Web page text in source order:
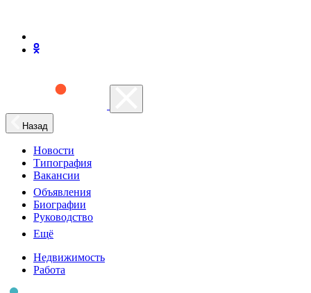
Назад
Новости
Типография
Вакансии
Объявления
Биографии
Руководство
Ещё
Недвижимость
Работа